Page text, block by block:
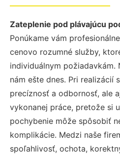
Zateplenie pod plávajúcu
Ponúkame vám
cenovo rozumné služby,
individuálnym požiadavkám.
nám ešte dnes. Pri realizácií
precíznosť a odbornosť, ale
vykonanej práce, pretože si
pochybenie môže spôsobiť
komplikácie. Medzi naše
spoľahlivosť, ochota,